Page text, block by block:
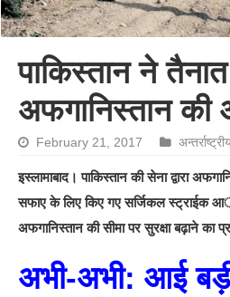
पाकिस्तान ने
अफगानिस्तान की
February 21, 2017
इस्लामाबाद। पाकिस्तान की सेना द्वारा
सफाए के लिए किए गए सर्जिकल स्ट्राईक
अफगानिस्तान की सीमा पर सुरक्षा बढ़ाने का
अभी-अभी: आई